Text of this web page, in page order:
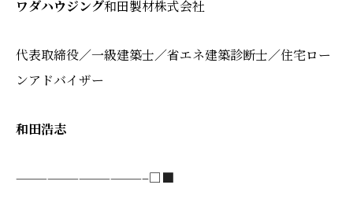
ワダハウジング和田製材株式会社
代表取締役／一級建築士／省エネ建築診断士／住宅ロー
ンアドバイザー
和田浩志
————————————–□■